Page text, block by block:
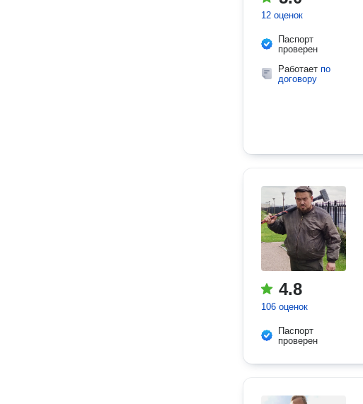
12 оценок
Паспорт
проверен
Работает по
договору
4.8
106 оценок
Паспорт
проверен